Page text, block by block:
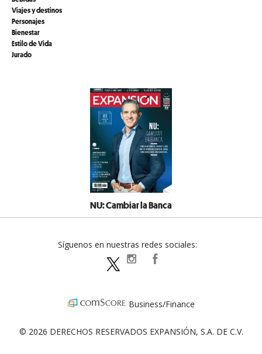
Viajes y destinos
Personajes
Bienestar
Estilo de Vida
Jurado
NU: Cambiar la Banca
Síguenos en nuestras redes sociales:
expansionpolitica
Business/Finance
© 2026 DERECHOS RESERVADOS EXPANSIÓN, S.A. DE C.V.